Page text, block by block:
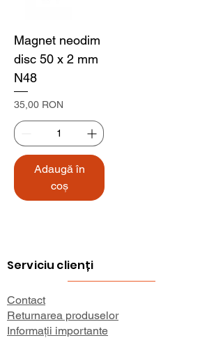
Magnet neodim
disc 50 x 2 mm
N48
Preț
35,00 RON
Adaugă în
coș
Serviciu clienți
Contact
Returnarea produselor
Informații importante